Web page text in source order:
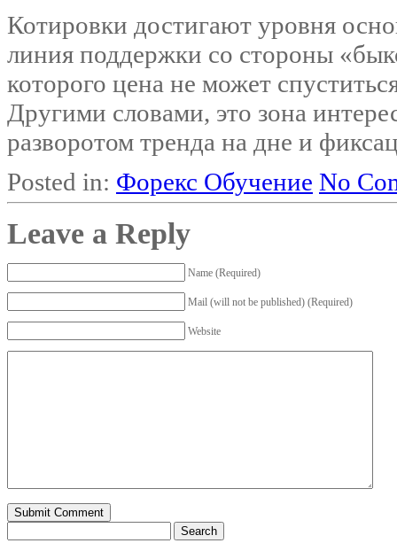
Котировки достигают уровня
линия поддержки со стороны
которого цена не может
Другими словами, это зона
разворотом тренда на дне и
Posted in: Форекс Обучение No
Leave a Reply
Name (Required)
Mail (will not be published) (Required)
Website
Search
for: